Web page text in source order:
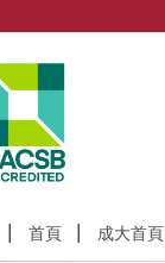
首頁 成大首頁